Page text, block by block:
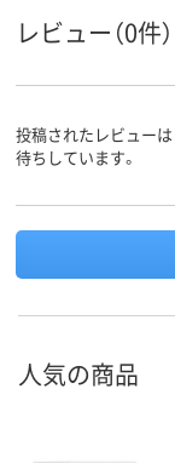
レビュー（0件）
投稿されたレビュー
待ちしています。
人気の商品